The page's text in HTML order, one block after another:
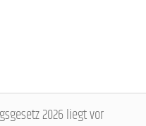
2026 liegt vor